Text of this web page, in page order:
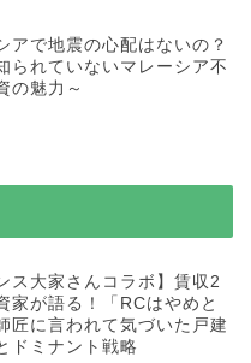
アで地震の心配はないの？
られていないマレーシア不
の魅力～
ス大家さんコラボ】賃収2
家が語る！「RCはやめと
匠に言われて気づいた戸建
ドミナント戦略